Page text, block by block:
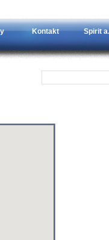
Kontakt Spirit